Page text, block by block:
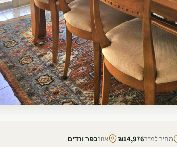
מחיר למ"ר₪14,976 אזורכפר ורדים